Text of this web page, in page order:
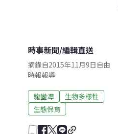
時事新聞/編輯直送
摘錄自2015年11月9日自由
時報報導
龍鑾潭
生物多樣性
生態保育